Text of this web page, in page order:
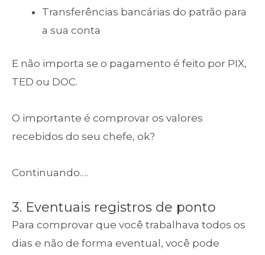
Transferências bancárias do patrão para
a sua conta
E não importa se o pagamento é feito por PIX,
TED ou DOC.
O importante é comprovar os valores
recebidos do seu chefe, ok?
Continuando….
3. Eventuais registros de ponto
Para comprovar que você trabalhava todos os
dias e não de forma eventual, você pode